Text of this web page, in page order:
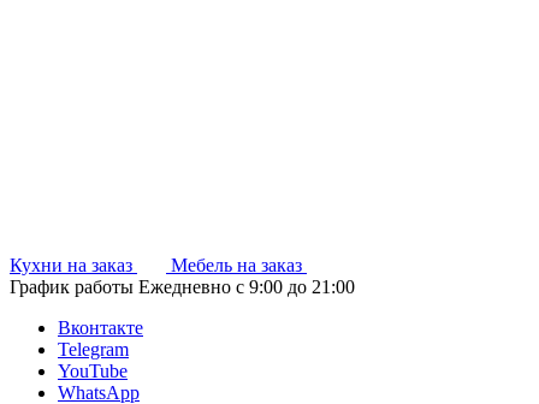
Кухни на заказ
Мебель на заказ
График работы Ежедневно с 9:00 до 21:00
Вконтакте
Telegram
YouTube
WhatsApp